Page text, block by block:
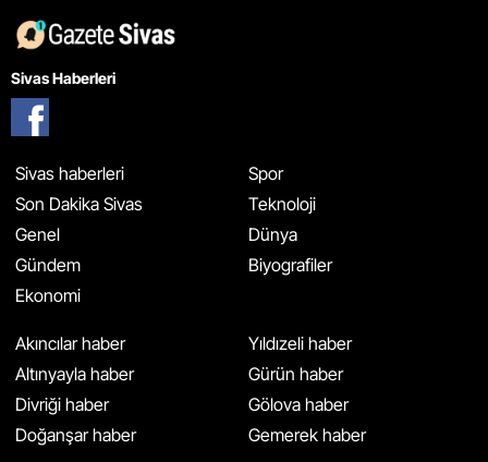
Sivas Haberleri
Sivas haberleri
Son Dakika Sivas
Genel
Gündem
Ekonomi
Spor
Teknoloji
Dünya
Biyografiler
Akıncılar haber
Altınyayla haber
Divriği haber
Doğanşar haber
Yıldızeli haber
Gürün haber
Gölova haber
Gemerek haber